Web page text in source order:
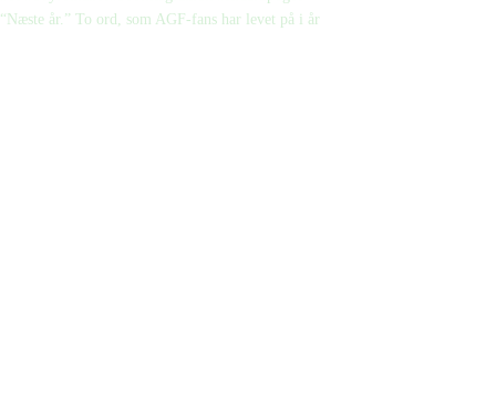
“Næste år.” To ord, som AGF-fans har levet på i år